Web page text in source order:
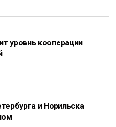
уровнь кооперации
и Норильска